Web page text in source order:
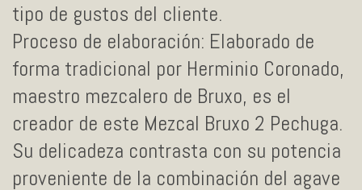
tipo de gustos del cliente.
Proceso de elaboración: Elaborado de
forma tradicional por Herminio Coronado,
maestro mezcalero de Bruxo, es el
creador de este Mezcal Bruxo 2 Pechuga.
Su delicadeza contrasta con su potencia
proveniente de la combinación del agave